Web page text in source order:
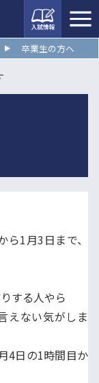
卒業生の方へ
入試情
報
1月3日まで、
する人やら
えない気がしま
4日の1時間目か